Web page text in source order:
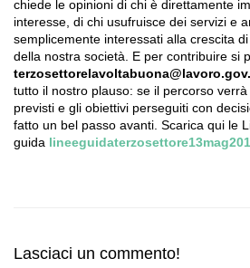
chiede le opinioni di chi è direttamente
interesse, di chi usufruisce dei servizi e
semplicemente interessati alla crescita
della nostra società. E per contribuire si
tutto il nostro plauso: se il percorso
previsti e gli obiettivi perseguiti con
fatto un bel passo avanti. Scarica qui le
guida
Lasciaci un commento!